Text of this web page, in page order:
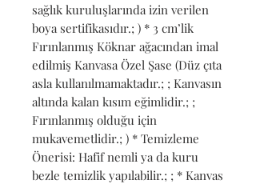
sağlık kuruluşlarında izin verilen
boya sertifikasıdır.; ) * 3 cm’lik
Fırınlanmış Köknar ağacından imal
edilmiş Kanvasa Özel Şase (Düz çıta
asla kullanılmamaktadır.; ; Kanvasın
altında kalan kısım eğimlidir.; ;
Fırınlanmış olduğu için
mukavemetlidir.; ) * Temizleme
Önerisi: Hafif nemli ya da kuru
bezle temizlik yapılabilir.; ; * Kanvas